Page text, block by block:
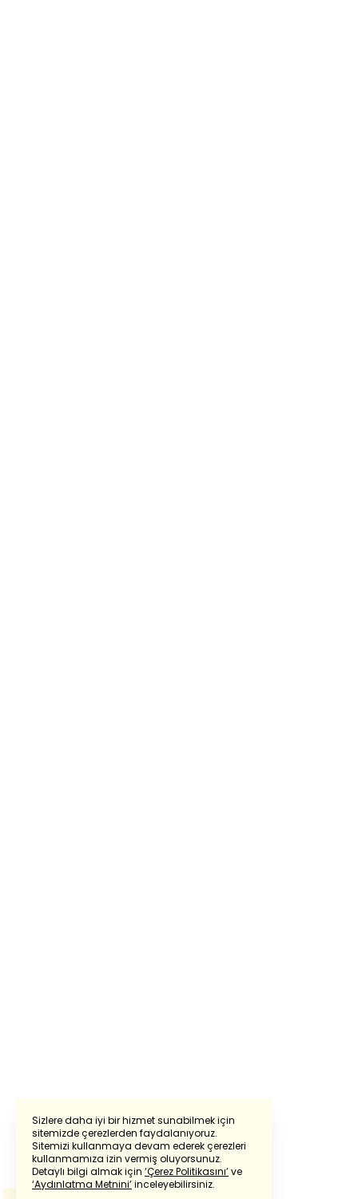
Sizlere daha iyi bir hizmet sunabilmek için
sitemizde çerezlerden faydalanıyoruz.
Sitemizi kullanmaya devam ederek çerezleri
kullanmamıza izin vermiş oluyorsunuz.
Detaylı bilgi almak için ‘Çerez Politikasını’ve
‘Aydınlatma Metnini’inceleyebilirsiniz.
Powered by Translate